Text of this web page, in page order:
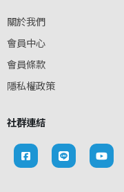
關於我們
會員中心
會員條款
隱私權政策
社群連結